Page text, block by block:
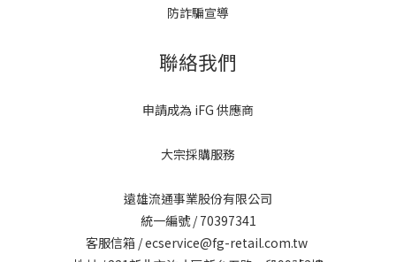
防詐騙宣導
聯絡我們
申請成為 iFG 供應商
大宗採購服務
遠雄流通事業股份有限公司
統一編號 / 70397341
客服信箱 / ecservice@fg-retail.com.tw